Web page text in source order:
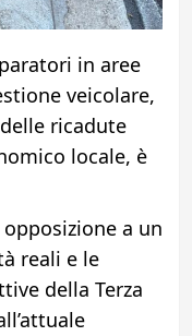
in aree
veicolare,
ricadute
locale, è
a un
reali e le
della Terza